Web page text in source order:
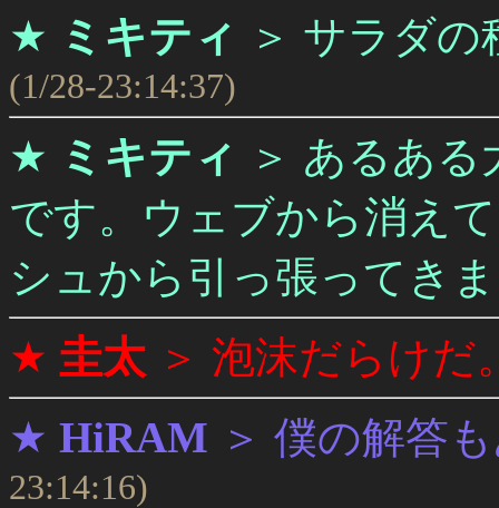
★ ミキティ ＞ サラダの
(1/28-23:14:37)
★ ミキティ ＞ あるある
です。ウェブから消え
シュから引っ張ってき
★ 圭太 ＞ 泡沫だらけだ
★ HiRAM ＞ 僕の解答
23:14:16)